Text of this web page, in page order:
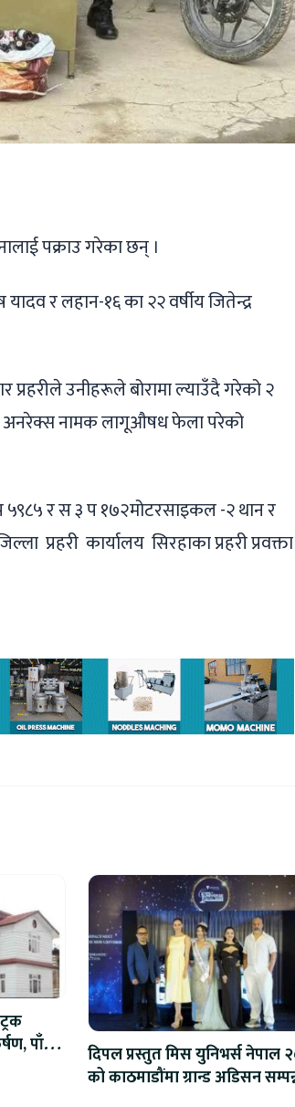
पक्राउ गरेका छन् ।
र लहान-१६ का २२ वर्षीय जितेन्द्र
उनीहरूले बोरामा ल्याउँदै गरेको २
अनरेक्स नामक लागूऔषध फेला परेको
५९८५ र स ३ प १७२मोटरसाइकल -२ थान र
प्रहरी कार्यालय सिरहाका प्रहरी प्रवक्ता
पाँच
दिपल प्रस्तुत मिस युनिभर्स नेपाल
को काठमाडौंमा ग्रान्ड अडिसन